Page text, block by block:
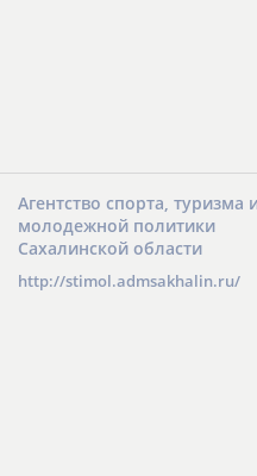
Агентство спорта, туризма
молодежной политики
Сахалинской области
http://stimol.admsakhalin.ru/